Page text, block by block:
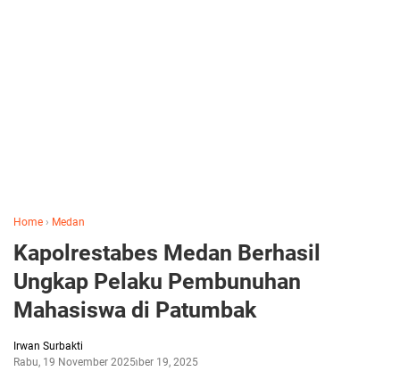
Home › Medan
Kapolrestabes Medan Berhasil
Ungkap Pelaku Pembunuhan
Mahasiswa di Patumbak
Irwan Surbakti
Rabu, 19 November 2025November 19, 2025